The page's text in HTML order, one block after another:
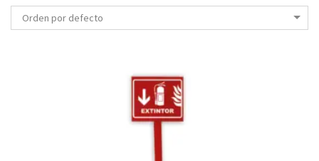
Orden por defecto